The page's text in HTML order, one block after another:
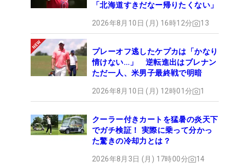
「北海道すきだなー帰りたくない」
2026年8月10日 (月) 16時12分 13
プレーオフ逃したケプカは「かなり
情けない…」 逆転進出はブレナン
ただ一人、米男子最終戦で明暗
2026年8月10日 (月) 12時01分 1
クーラー付きカートを猛暑の炎天下
でガチ検証！ 実際に乗って分かっ
た驚きの冷却力とは？
2026年8月3日 (月) 17時00分 14